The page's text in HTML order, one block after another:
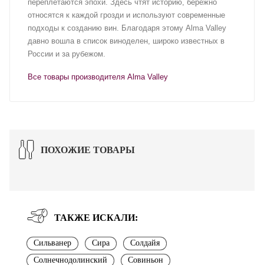
переплетаются эпохи. Здесь чтят историю, бережно
относятся к каждой грозди и используют современные
подходы к созданию вин. Благодаря этому Alma Valley
давно вошла в список виноделен, широко известных в
России и за рубежом.
Все товары производителя Alma Valley
ПОХОЖИЕ ТОВАРЫ
ТАКЖЕ ИСКАЛИ:
Сильванер Сира
Солдайя
Солнечнодолинский
Совиньон